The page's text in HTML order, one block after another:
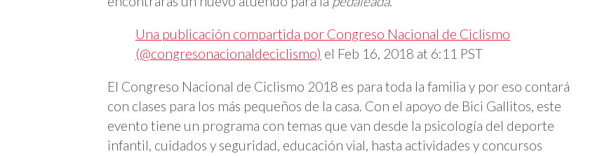
Una publicación compartida por Congreso Nacional de Ciclismo
(@congresonacionaldeciclismo) el Feb 16, 2018 at 6:11 PST
El Congreso Nacional de Ciclismo 2018 es para toda la familia y por eso contará
con clases para los más pequeños de la casa. Con el apoyo de Bici Gallitos, este
evento tiene un programa con temas que van desde la psicología del deporte
infantil, cuidados y seguridad, educación vial, hasta actividades y concursos